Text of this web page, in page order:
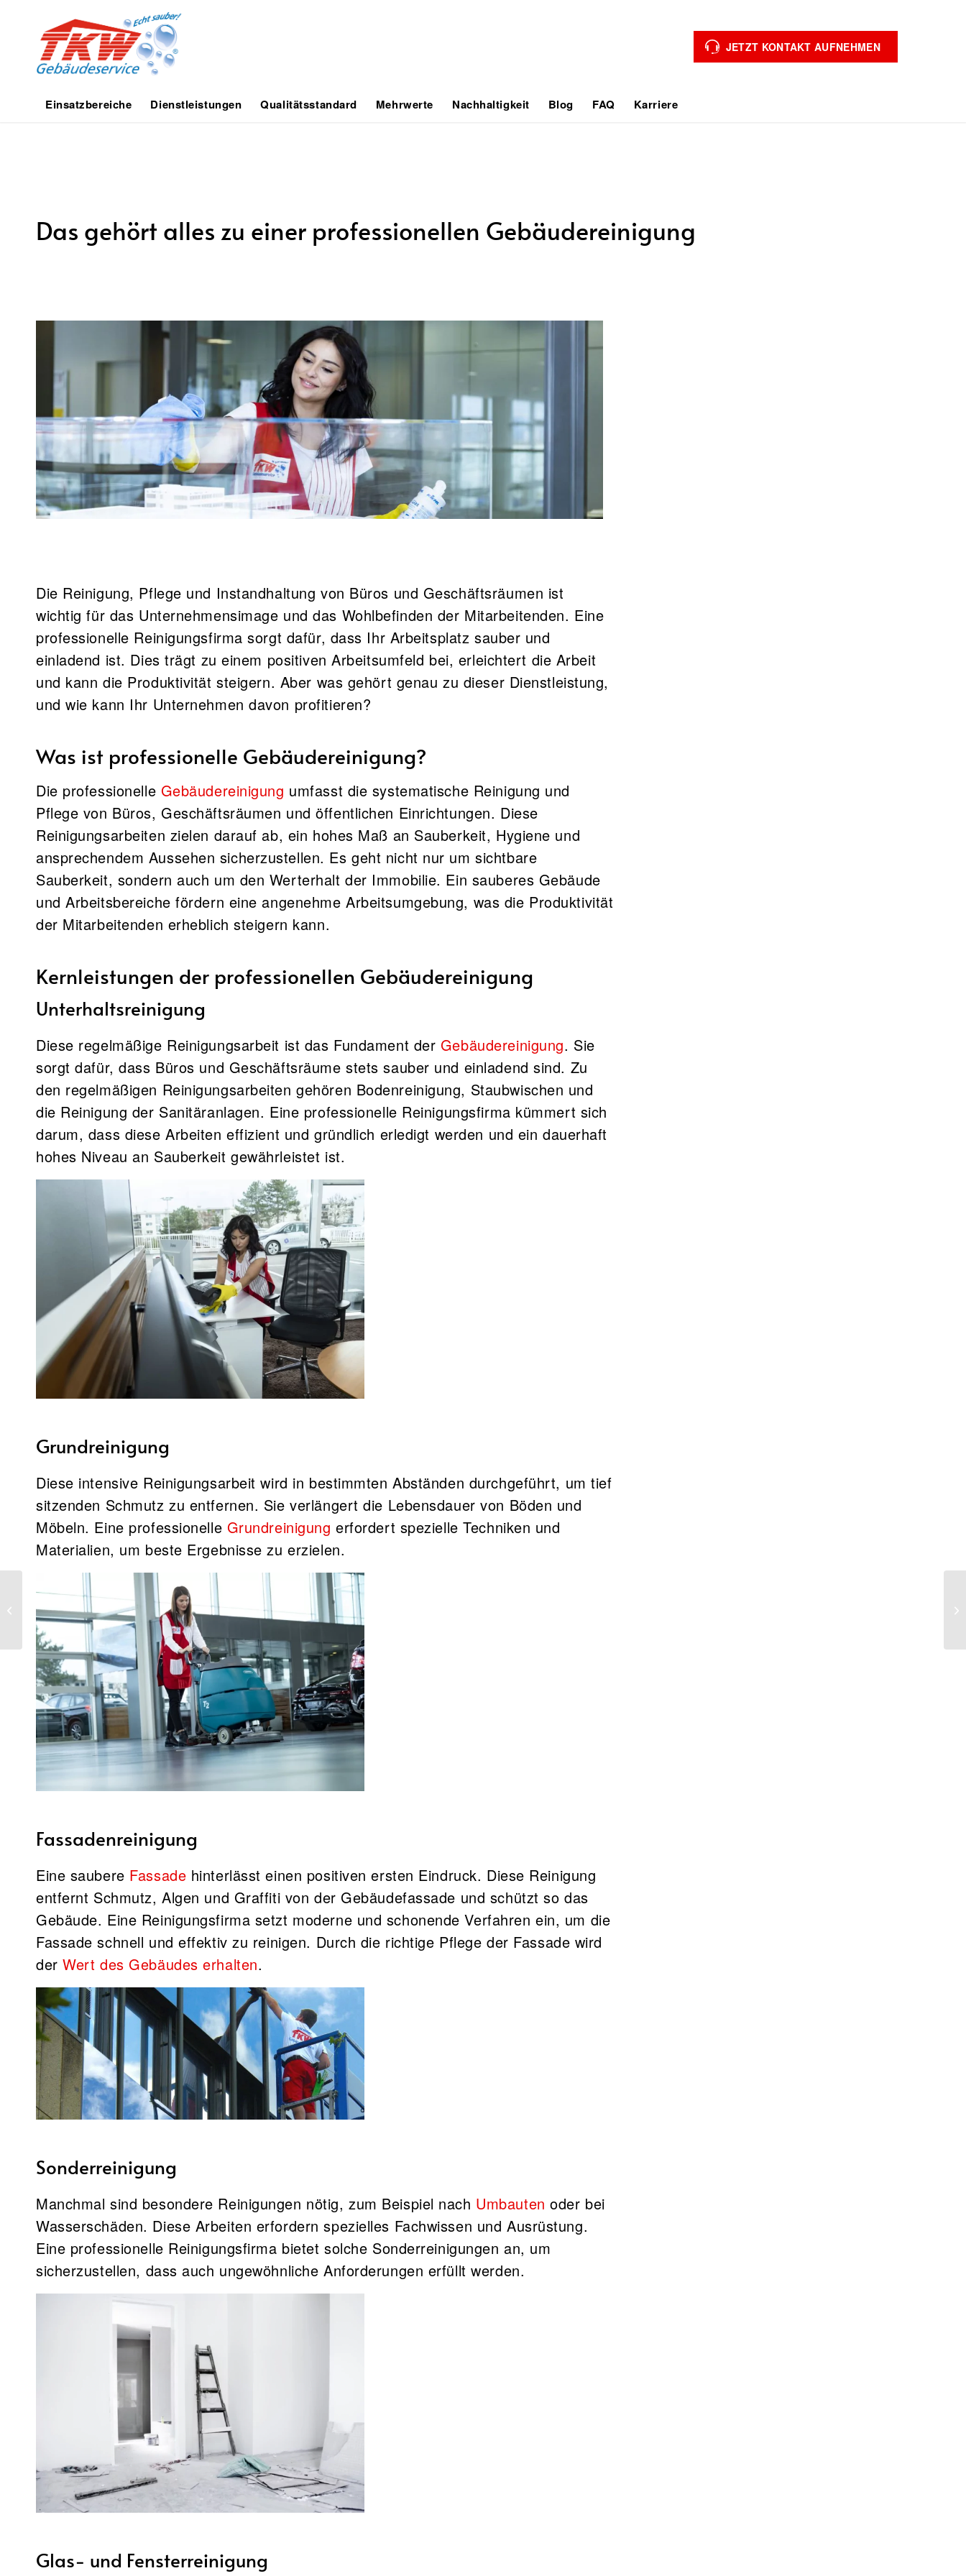
Einsatzbereiche Dienstleistungen Qualitätsstandard Mehrwerte Nachhaltigkeit Blog FAQ Karriere
JETZT KONTAKT AUFNEHMEN
Das gehört alles zu einer professionellen Gebäudereinigung
Die Reinigung, Pflege und Instandhaltung von Büros und Geschäftsräumen ist
wichtig für das Unternehmensimage und das Wohlbefinden der Mitarbeitenden. Eine
professionelle Reinigungsfirma sorgt dafür, dass Ihr Arbeitsplatz sauber und
einladend ist. Dies trägt zu einem positiven Arbeitsumfeld bei, erleichtert die Arbeit
und kann die Produktivität steigern. Aber was gehört genau zu dieser Dienstleistung,
und wie kann Ihr Unternehmen davon profitieren?
Was ist professionelle Gebäudereinigung?
Die professionelle Gebäudereinigung umfasst die systematische Reinigung und
Pflege von Büros, Geschäftsräumen und öffentlichen Einrichtungen. Diese
Reinigungsarbeiten zielen darauf ab, ein hohes Maß an Sauberkeit, Hygiene und
ansprechendem Aussehen sicherzustellen. Es geht nicht nur um sichtbare
Sauberkeit, sondern auch um den Werterhalt der Immobilie. Ein sauberes Gebäude
und Arbeitsbereiche fördern eine angenehme Arbeitsumgebung, was die Produktivität
der Mitarbeitenden erheblich steigern kann.
Kernleistungen der professionellen Gebäudereinigung
Unterhaltsreinigung
Diese regelmäßige Reinigungsarbeit ist das Fundament der Gebäudereinigung. Sie
sorgt dafür, dass Büros und Geschäftsräume stets sauber und einladend sind. Zu
den regelmäßigen Reinigungsarbeiten gehören Bodenreinigung, Staubwischen und
die Reinigung der Sanitäranlagen. Eine professionelle Reinigungsfirma kümmert sich
darum, dass diese Arbeiten effizient und gründlich erledigt werden und ein dauerhaft
hohes Niveau an Sauberkeit gewährleistet ist.
Grundreinigung
Diese intensive Reinigungsarbeit wird in bestimmten Abständen durchgeführt, um tief
sitzenden Schmutz zu entfernen. Sie verlängert die Lebensdauer von Böden und
Möbeln. Eine professionelle Grundreinigung erfordert spezielle Techniken und
Materialien, um beste Ergebnisse zu erzielen.
Fassadenreinigung
Eine saubere Fassade hinterlässt einen positiven ersten Eindruck. Diese Reinigung
entfernt Schmutz, Algen und Graffiti von der Gebäudefassade und schützt so das
Gebäude. Eine Reinigungsfirma setzt moderne und schonende Verfahren ein, um die
Fassade schnell und effektiv zu reinigen. Durch die richtige Pflege der Fassade wird
derWert des Gebäudes erhalten.
Sonderreinigung
Manchmal sind besondere Reinigungen nötig, zum Beispiel nach Umbauten oder bei
Wasserschäden. Diese Arbeiten erfordern spezielles Fachwissen und Ausrüstung.
Eine professionelle Reinigungsfirma bietet solche Sonderreinigungen an, um
sicherzustellen, dass auch ungewöhnliche Anforderungen erfüllt werden.
Glas- und Fensterreinigung
Hohoho!